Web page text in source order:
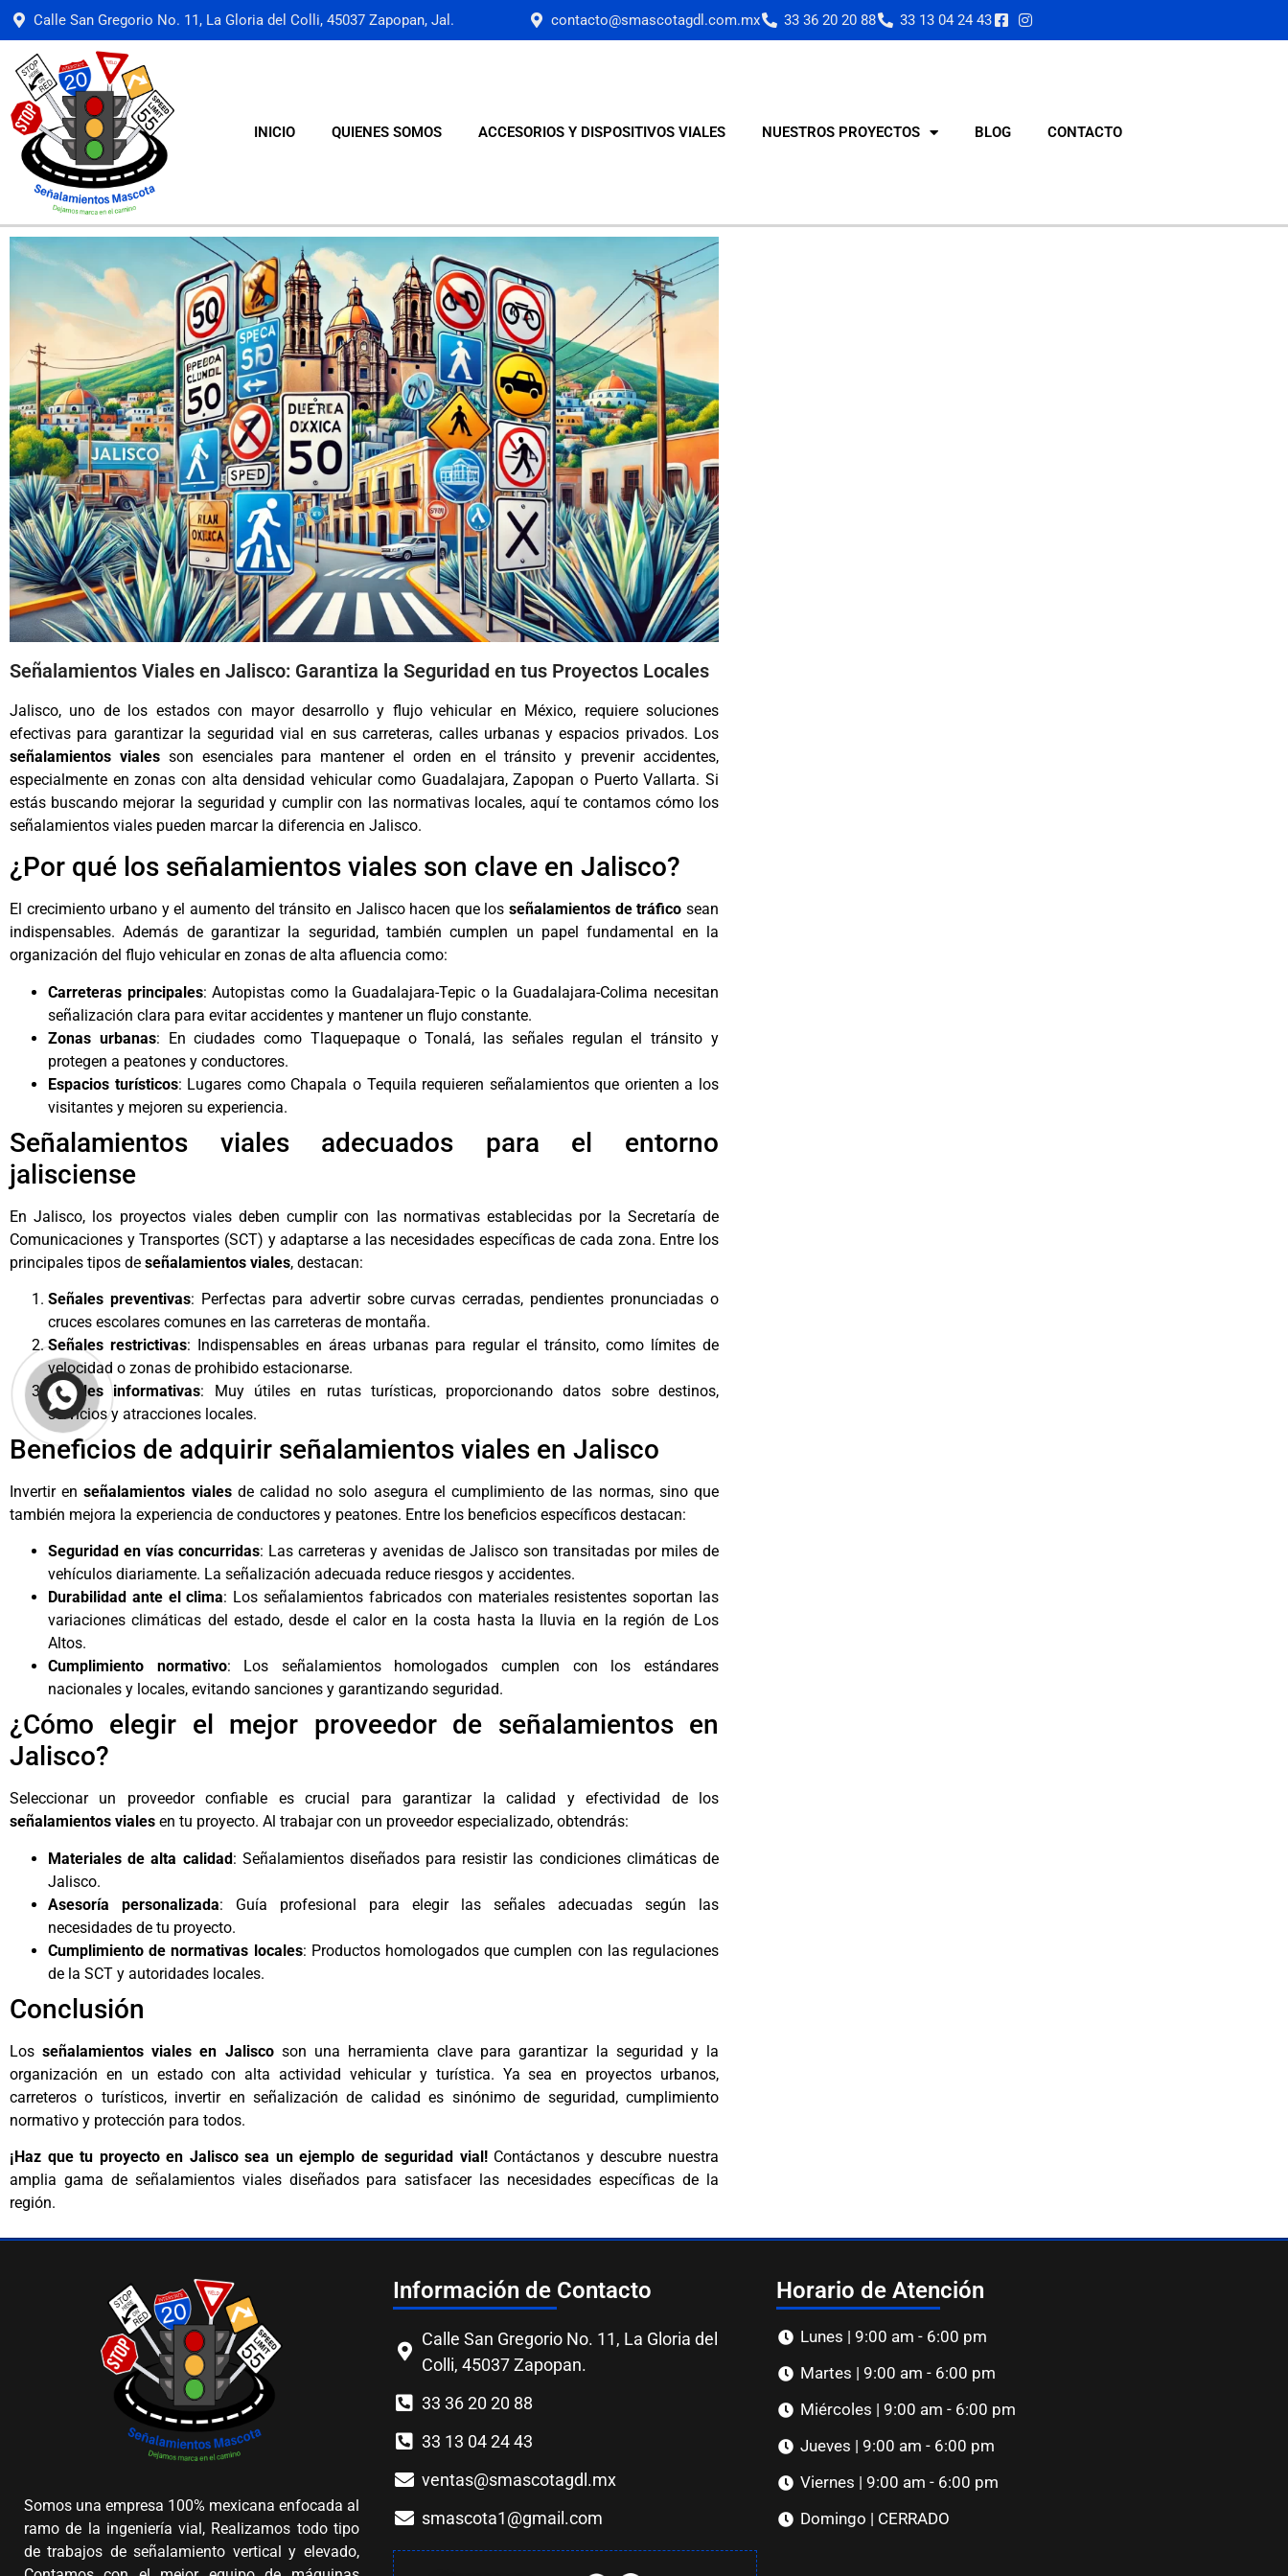
Calle San Gregorio No. 11, La Gloria del Colli, 45037 Zapopan, Jal. contacto@smascotagdl.com.mx 33 36 20 20 88 33 13 04 24 43
INICIO QUIENES SOMOS ACCESORIOS Y DISPOSITIVOS VIALES NUESTROS PROYECTOS BLOG CONTACTO
Señalamientos Viales en Jalisco: Garantiza la Seguridad en tus Proyectos Locales
Jalisco, uno de los estados con mayor desarrollo y flujo vehicular en México, requiere soluciones
efectivas para garantizar la seguridad vial en sus carreteras, calles urbanas y espacios privados. Los
señalamientos vialesson esenciales para mantener el orden en el tránsito y prevenir accidentes,
especialmente en zonas con alta densidad vehicular como Guadalajara, Zapopan o Puerto Vallarta. Si
estás buscando mejorar la seguridad y cumplir con las normativas locales, aquí te contamos cómo los
señalamientos viales pueden marcar la diferencia en Jalisco.
¿Por qué los señalamientos viales son clave en Jalisco?
El crecimiento urbano y el aumento del tránsito en Jalisco hacen que losseñalamientos de tráfico sean
indispensables. Además de garantizar la seguridad, también cumplen un papel fundamental en la
organización del flujo vehicular en zonas de alta afluencia como:
Carreteras principales: Autopistas como la Guadalajara-Tepic o la Guadalajara-Colima necesitan
señalización clara para evitar accidentes y mantener un flujo constante.
Zonas urbanas: En ciudades como Tlaquepaque o Tonalá, las señales regulan el tránsito y
protegen a peatones y conductores.
Espacios turísticos: Lugares como Chapala o Tequila requieren señalamientos que orienten a los
visitantes y mejoren su experiencia.
Señalamientos viales adecuados para el entorno
jalisciense
En Jalisco, los proyectos viales deben cumplir con las normativas establecidas por la Secretaría de
Comunicaciones y Transportes (SCT) y adaptarse a las necesidades específicas de cada zona. Entre los
principales tipos de señalamientos viales, destacan:
Señales preventivas: Perfectas para advertir sobre curvas cerradas, pendientes pronunciadas o
cruces escolares comunes en las carreteras de montaña.
Señales restrictivas: Indispensables en áreas urbanas para regular el tránsito, como límites de
velocidad o zonas de prohibido estacionarse.
Señales informativas: Muy útiles en rutas turísticas, proporcionando datos sobre destinos,
servicios y atracciones locales.
Beneficios de adquirir señalamientos viales en Jalisco
Invertir enseñalamientos vialesde calidad no solo asegura el cumplimiento de las normas, sino que
también mejora la experiencia de conductores y peatones. Entre los beneficios específicos destacan:
Seguridad en vías concurridas: Las carreteras y avenidas de Jalisco son transitadas por miles de
vehículos diariamente. La señalización adecuada reduce riesgos y accidentes.
Durabilidad ante el clima: Los señalamientos fabricados con materiales resistentes soportan las
variaciones climáticas del estado, desde el calor en la costa hasta la lluvia en la región de Los
Altos.
Cumplimiento normativo: Los señalamientos homologados cumplen con los estándares
nacionales y locales, evitando sanciones y garantizando seguridad.
¿Cómo elegir el mejor proveedor de señalamientos en
Jalisco?
Seleccionar un proveedor confiable es crucial para garantizar la calidad y efectividad de los
señalamientos viales en tu proyecto. Al trabajar con un proveedor especializado, obtendrás:
Materiales de alta calidad: Señalamientos diseñados para resistir las condiciones climáticas de
Jalisco.
Asesoría personalizada: Guía profesional para elegir las señales adecuadas según las
necesidades de tu proyecto.
Cumplimiento de normativas locales: Productos homologados que cumplen con las regulaciones
de la SCT y autoridades locales.
Conclusión
Losseñalamientos viales en Jaliscoson una herramienta clave para garantizar la seguridad y la
organización en un estado con alta actividad vehicular y turística. Ya sea en proyectos urbanos,
carreteros o turísticos, invertir en señalización de calidad es sinónimo de seguridad, cumplimiento
normativo y protección para todos.
¡Haz que tu proyecto en Jalisco sea un ejemplo de seguridad vial!Contáctanos y descubre nuestra
amplia gama de señalamientos viales diseñados para satisfacer las necesidades específicas de la
región.
Somos una empresa 100% mexicana enfocada al
ramo de la ingeniería vial, Realizamos todo tipo
de trabajos de señalamiento vertical y elevado,
Información de Contacto
Calle San Gregorio No. 11, La Gloria del
Colli, 45037 Zapopan.
33 36 20 20 88
33 13 04 24 43
ventas@smascotagdl.mx
smascota1@gmail.com
Horario de Atención
Lunes | 9:00 am - 6:00 pm
Martes | 9:00 am - 6:00 pm
Miércoles | 9:00 am - 6:00 pm
Jueves | 9:00 am - 6:00 pm
Viernes | 9:00 am - 6:00 pm
Domingo | CERRADO